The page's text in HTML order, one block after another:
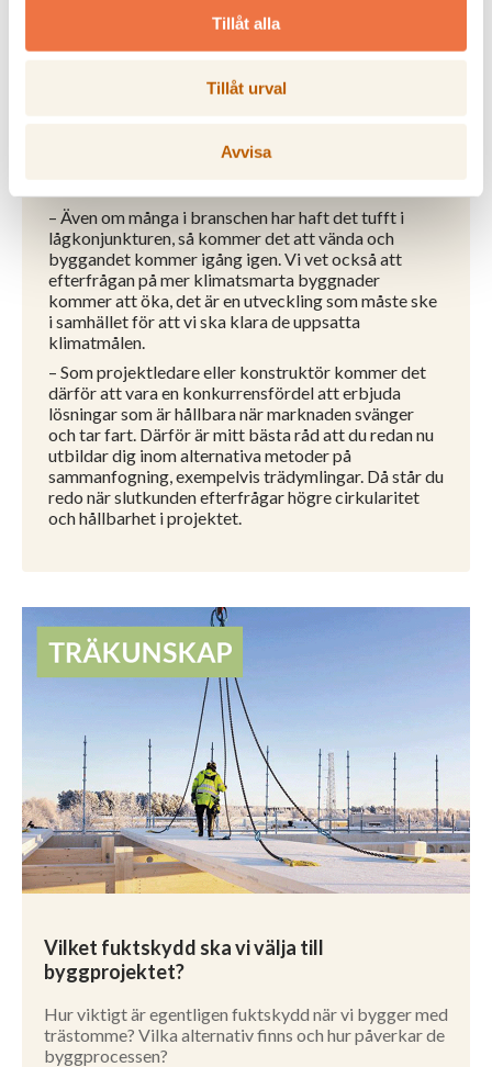
Tillåt alla
Tillåt urval
Avvisa
återanvänds. För att komma dit behöver vi även
minska stålberoendet i moment där träelement
sammanfogas.
för framtidens metoder på bästa sätt?
– Även om många i branschen har haft det tufft i
lågkonjunkturen, så kommer det att vända och
byggandet kommer igång igen. Vi vet också att
efterfrågan på mer klimatsmarta byggnader
kommer att öka, det är en utveckling som måste ske
i samhället för att vi ska klara de uppsatta
klimatmålen.
– Som projektledare eller konstruktör kommer det
därför att vara en konkurrensfördel att erbjuda
lösningar som är hållbara när marknaden svänger
och tar fart. Därför är mitt bästa råd att du redan nu
utbildar dig inom alternativa metoder på
sammanfogning, exempelvis trädymlingar. Då står du
redo när slutkunden efterfrågar högre cirkularitet
och hållbarhet i projektet.
Vilket fuktskydd ska vi välja till
byggprojektet?
Hur viktigt är egentligen fuktskydd när vi bygger med
trästomme? Vilka alternativ finns och hur påverkar de
byggprocessen?